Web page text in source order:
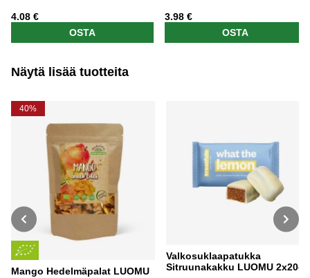
4.08 €
OSTA
3.98 €
OSTA
Näytä lisää tuotteita
40%
Mango Hedelmäpalat LUOMU
Valkosuklaapatukka
Sitruunakakku LUOMU 2x20g